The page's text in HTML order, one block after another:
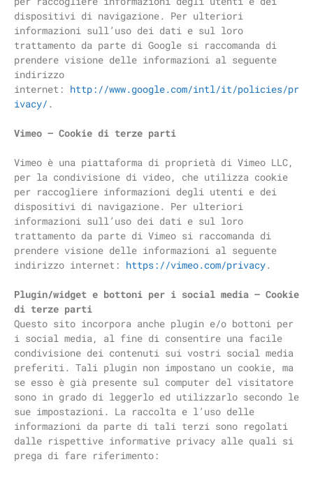
dispositivi di navigazione. Per ulteriori
informazioni sull’uso dei dati e sul loro
trattamento da parte di Google si raccomanda di
prendere visione delle informazioni al seguente
indirizzo
internet: http://www.google.com/intl/it/policies/pr
ivacy/ .
Vimeo – Cookie di terze parti
Vimeo è una piattaforma di proprietà di Vimeo LLC,
per la condivisione di video, che utilizza cookie
per raccogliere informazioni degli utenti e dei
dispositivi di navigazione. Per ulteriori
informazioni sull’uso dei dati e sul loro
trattamento da parte di Vimeo si raccomanda di
prendere visione delle informazioni al seguente
indirizzo internet: https://vimeo.com/privacy.
Plugin/widget e bottoni per i social media – Cookie
di terze parti
Questo sito incorpora anche plugin e/o bottoni per
i social media, al fine di consentire una facile
condivisione dei contenuti sui vostri social media
preferiti. Tali plugin non impostano un cookie, ma
se esso è già presente sul computer del visitatore
sono in grado di leggerlo ed utilizzarlo secondo le
sue impostazioni. La raccolta e l’uso delle
informazioni da parte di tali terzi sono regolati
dalle rispettive informative privacy alle quali si
prega di fare riferimento: